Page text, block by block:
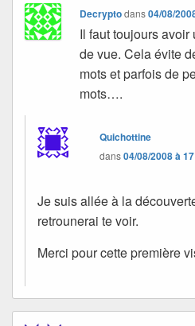
Decryptodans04/08/
Il faut toujours
de vue. Cela évite
mots et parfois de
mots….
Quichottine
dans04/08/2008 à
Je suis allée à la
retrounerai te voir.
Merci pour cette première